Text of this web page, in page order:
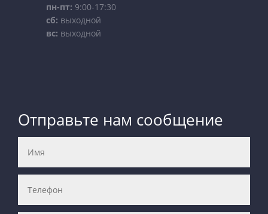
пн-пт: 9:00-17:30
сб: выходной
вс: выходной
Отправьте нам сообщение